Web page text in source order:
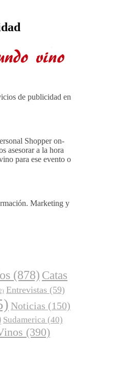
de publicidad en
Shopper on-
asesorar a la hora
para ese evento o
Marketing y
(878) Catas
Entrevistas (59)
Noticias (150)
Sudamerica (40)
(390)